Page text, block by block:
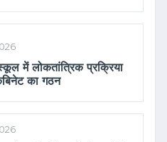
में लोकतांत्रिक प्रक्रिया
का गठन